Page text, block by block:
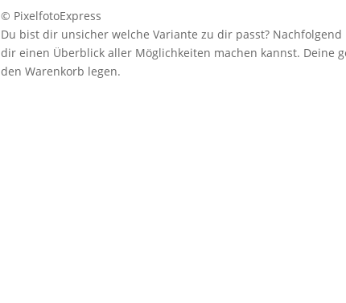
© PixelfotoExpress
Du bist dir unsicher welche Variante zu dir passt?
dir einen Überblick aller Möglichkeiten machen kannst. Deine
den Warenkorb legen.